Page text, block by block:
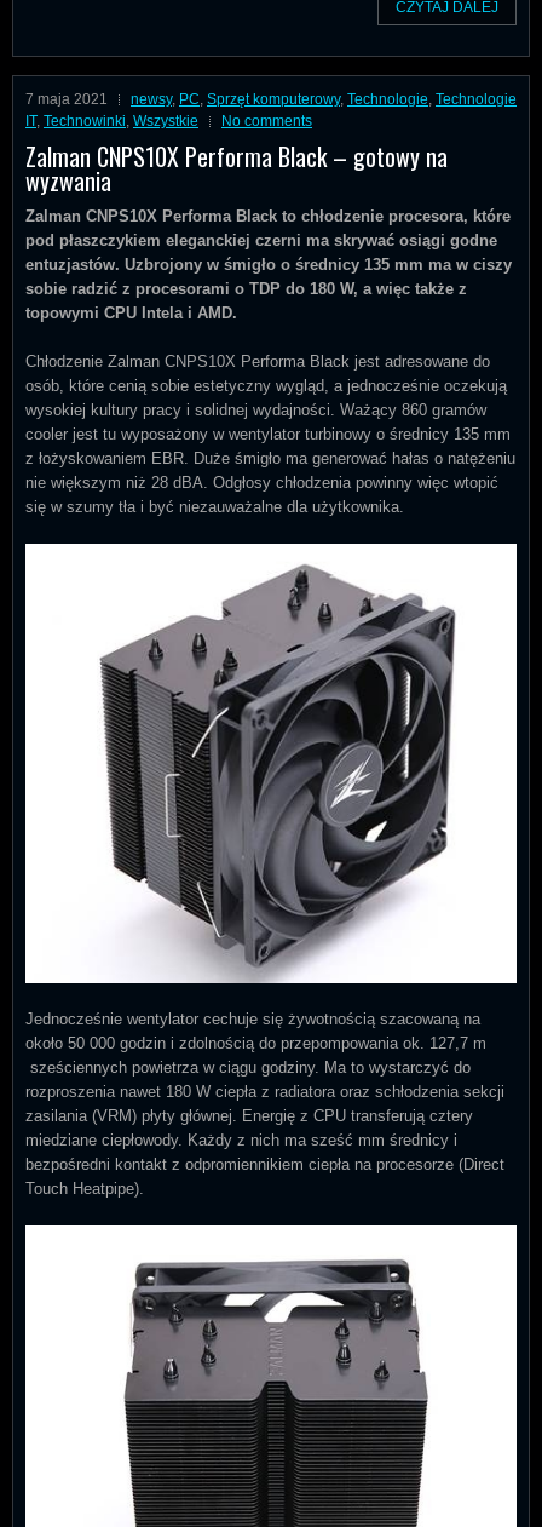
CZYTAJ DALEJ
7 maja 2021 newsy, PC, Sprzęt komputerowy, Technologie, Technologie
IT, Technowinki, Wszystkie No comments
Zalman CNPS10X Performa Black – gotowy na
wyzwania
Zalman CNPS10X Performa Black to chłodzenie procesora, które
pod płaszczykiem eleganckiej czerni ma skrywać osiągi godne
entuzjastów. Uzbrojony w śmigło o średnicy 135 mm ma w ciszy
sobie radzić z procesorami o TDP do 180 W, a więc także z
topowymi CPU Intela i AMD.
Chłodzenie Zalman CNPS10X Performa Black jest adresowane do
osób, które cenią sobie estetyczny wygląd, a jednocześnie oczekują
wysokiej kultury pracy i solidnej wydajności. Ważący 860 gramów
cooler jest tu wyposażony w wentylator turbinowy o średnicy 135 mm
z łożyskowaniem EBR. Duże śmigło ma generować hałas o natężeniu
nie większym niż 28 dBA. Odgłosy chłodzenia powinny więc wtopić
się w szumy tła i być niezauważalne dla użytkownika.
Jednocześnie wentylator cechuje się żywotnością szacowaną na
około 50 000 godzin i zdolnością do przepompowania ok. 127,7 m
sześciennych powietrza w ciągu godziny. Ma to wystarczyć do
rozproszenia nawet 180 W ciepła z radiatora oraz schłodzenia sekcji
zasilania (VRM) płyty głównej. Energię z CPU transferują cztery
miedziane ciepłowody. Każdy z nich ma sześć mm średnicy i
bezpośredni kontakt z odpromiennikiem ciepła na procesorze (Direct
Touch Heatpipe).